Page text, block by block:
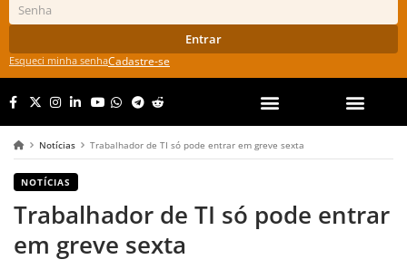
Entrar
Esqueci minha senhaCadastre-se
Notícias Trabalhador de TI só pode entrar em greve sexta
NOTÍCIAS
Trabalhador de TI só pode entrar
em greve sexta